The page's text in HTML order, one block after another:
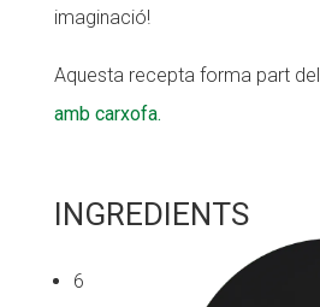
imaginació!
Aquesta recepta forma part del
amb carxofa.
INGREDIENTS
6
CONEIX FUNDESPLAI
Els comptes clars